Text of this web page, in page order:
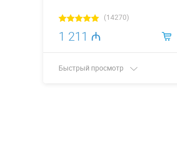
(14270)
1 211 ₼
Быстрый просмотр